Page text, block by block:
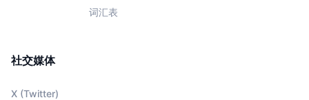
词汇表
社交媒体
X (Twitter)